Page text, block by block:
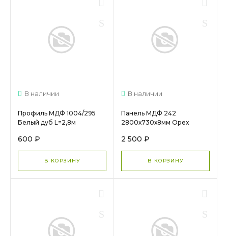
В наличии
Профиль МДФ 1004/295
Белый дуб L=2,8м
600 ₽
В КОРЗИНУ
В наличии
Панель МДФ 242
2800х730х8мм Орех
2 500 ₽
В КОРЗИНУ